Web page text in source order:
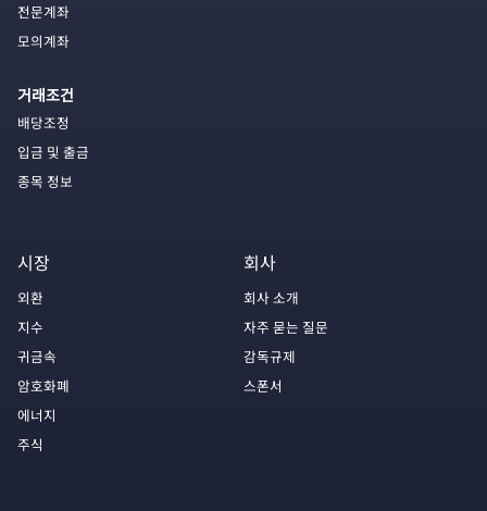
전문계좌
모의계좌
거래조건
배당조정
입금 및 출금
종목 정보
시장
외환
지수
귀금속
암호화폐
에너지
주식
회사
회사 소개
자주 묻는 질문
감독규제
스폰서